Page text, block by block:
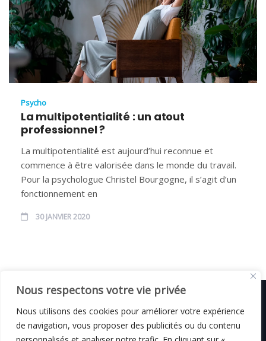
Nous respectons votre vie privée
Nous utilisons des cookies pour améliorer votre expérience
de navigation, vous proposer des publicités ou du contenu
Psycho
La multipotentialité : un atout
professionnel ?
La multipotentialité est aujourd’hui reconnue et
commence à être valorisée dans le monde du travail.
Pour la psychologue Christel Bourgogne, il s’agit d’un
fonctionnement en
30 JANVIER 2020
© C i E M2026